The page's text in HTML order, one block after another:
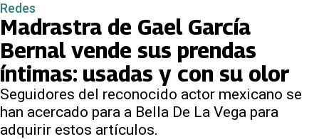
Redes
Madrastra de Gael García
Bernal vende sus prendas
íntimas: usadas y con su olor
Seguidores del reconocido actor mexicano se
han acercado para a Bella De La Vega para
adquirir estos artículos.